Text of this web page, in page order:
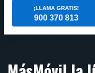
¡LLAMA GRATIS!
900 370 813